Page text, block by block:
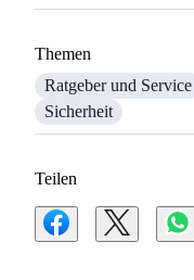
Themen
Ratgeber und Service
Sicherheit
Teilen